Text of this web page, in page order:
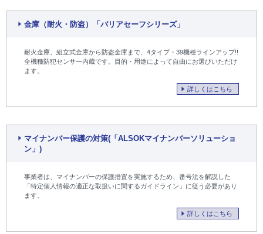
金庫（耐火・防盗）「バリアセーフシリーズ」
耐火金庫、組立式金庫から防盗金庫まで、4タイプ・39機種ラインアップ!!
全機種防犯センサー内蔵です。目的・用途によって自由にお選びいただけ
ます。
詳しくはこちら
マイナンバー保護の対策(「ALSOKマイナンバーソリューショ
ン」)
事業者は、マイナンバーの保護措置を実施するため、番号法を解説した
「特定個人情報の適正な取扱いに関するガイドライン」に従う必要があり
ます。
詳しくはこちら